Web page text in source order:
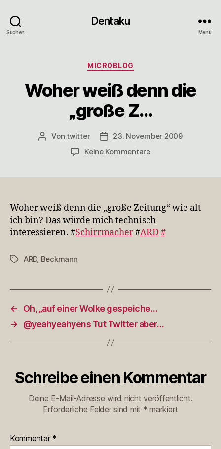
Suchen
Dentaku
Menü
Kategorien
MICROBLOG
Woher weiß denn die
„große Z…
Beitragsautor
Vontwitter Veröffentlichungsdatum
23. November 2009
Keine Kommentarezu
„große
Z…
Woher weiß denn die „große Zeitung“ wie alt
ich bin? Das würde mich technisch
interessieren. #Schirrmacher#ARD #
Schlagwörter
ARD, Beckmann
←
Oh, „auf einer Wolke gespeiche…
→
@yeahyeahyens Tut Twitter aber…
Schreibe einen Kommentar
Deine E-Mail-Adresse wird nicht veröffentlicht.
Erforderliche Felder sind mit * markiert
Kommentar *